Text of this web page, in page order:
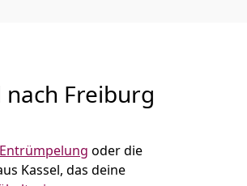
nach Freiburg
Entrümpelung oder die
Kassel, das deine